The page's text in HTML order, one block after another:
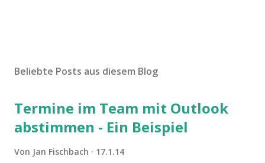
Beliebte Posts aus diesem Blog
Termine im Team mit Outlook
abstimmen - Ein Beispiel
Von Jan Fischbach 17.1.14